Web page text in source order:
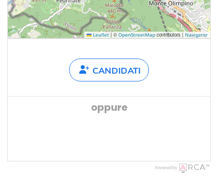
Leaflet |©OpenStreetMapcontributors |Navigator
CANDIDATI
oppure
Powered by